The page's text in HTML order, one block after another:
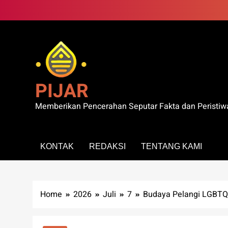
to
PIJAR
Memberikan Pencerahan Seputar Fakta dan
KONTAK REDAKSI TENTANG KAMI
Home 2026 Juli 7 Budaya Pelangi LGBTQ